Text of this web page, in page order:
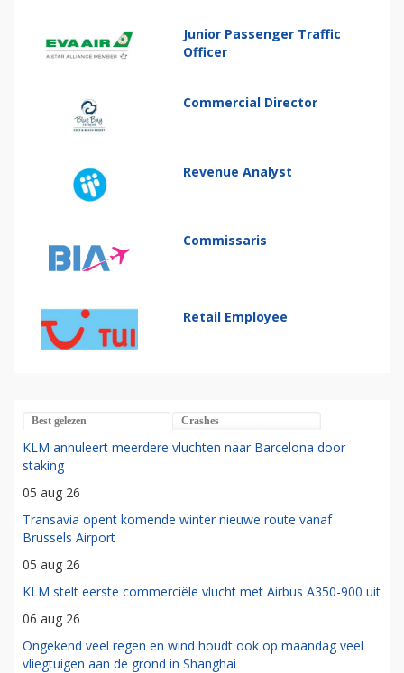
Junior Passenger Traffic
Officer
Commercial Director
Revenue Analyst
Commissaris
Retail Employee
Best gelezen Crashes
KLM annuleert meerdere vluchten naar Barcelona door
staking
05 aug 26
Transavia opent komende winter nieuwe route vanaf
Brussels Airport
05 aug 26
KLM stelt eerste commerciële vlucht met Airbus A350-900 uit
06 aug 26
Ongekend veel regen en wind houdt ook op maandag veel
vliegtuigen aan de grond in Shanghai